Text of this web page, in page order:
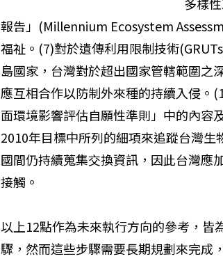
報告」(Millennium Ecosystem
福祉。(7)對於遺傳利用限制技術
島國家，台灣對於超出國家管轄範圍之
應互相合作以防制外來種的持續入侵。
面環境影響評估自願性準則」中的內容
2010年目標中所列的細項來追蹤台灣
國間仍持續蒐集交換資訊，因此台灣應
接觸。
以上12點作為未來執行方向的參考，皆
驟，然而這些步驟需要長期規劃來完成